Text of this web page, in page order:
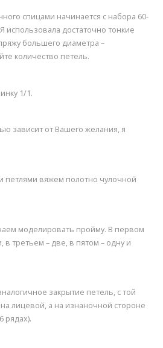
спицами начинается с набора 60-
использовала достаточно тонкие
большего диаметра –
количество петель.
1/1.
зависит от Вашего желания, я
вяжем полотно чулочной
моделировать пройму. В первом
в третьем – две, в пятом – одну и
закрытие петель, с той
лицевой, а на изнаночной стороне
рядах).